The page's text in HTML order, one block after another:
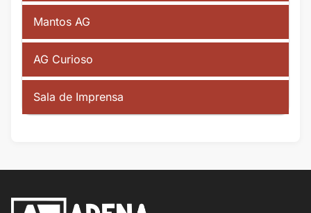
Mantos AG
AG Curioso
Sala de Imprensa